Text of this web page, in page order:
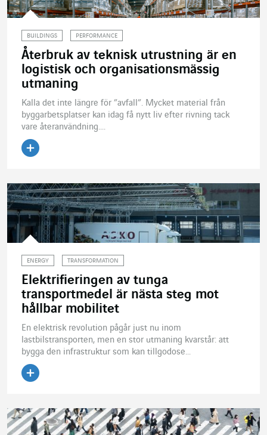
BUILDINGS PERFORMANCE
Återbruk av teknisk utrustning är en
logistisk och organisationsmässig
utmaning
Kalla det inte längre för ”avfall”. Mycket material från
byggarbetsplatser kan idag få nytt liv efter rivning tack
vare återanvändning....
ENERGY TRANSFORMATION
Elektrifieringen av tunga
transportmedel är nästa steg mot
hållbar mobilitet
En elektrisk revolution pågår just nu inom
lastbilstransporten, men en stor utmaning kvarstår: att
bygga den infrastruktur som kan tillgodose...